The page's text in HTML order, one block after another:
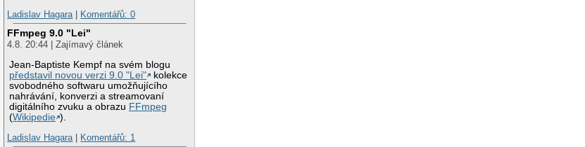
Ladislav Hagara| Komentářů: 0
FFmpeg 9.0 "Lei"
4.8. 20:44 | Zajímavý článek
Jean-Baptiste Kempf na svém blogu
představil novou verzi 9.0 "Lei"
kolekce
svobodného softwaru umožňujícího
nahrávání, konverzi a streamovaní
digitálního zvuku a obrazu FFmpeg
(Wikipedie ).
Ladislav Hagara| Komentářů: 1